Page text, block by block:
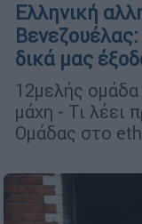
Ελληνική
δικά μας
12μελής
μάχη - Τι λέει
Ομάδας στο